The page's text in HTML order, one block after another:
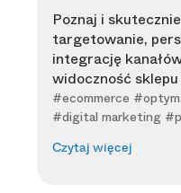
Poznaj i
targetowanie,
integrację
widoczność
#ecommerce
#digital marketing
Czytaj więcej